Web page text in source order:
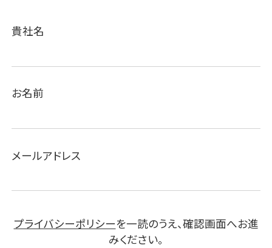
貴社名
お名前
メールアドレス
プライバシーポリシーを一読のうえ、確認画面へお進
みください。